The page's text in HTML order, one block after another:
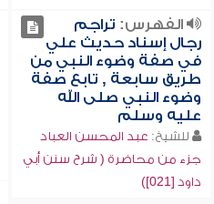
الفهرس: تراجم
رجال إسناد حديث علي
في صفة وضوء النبي من
طريق سابعة , تابع صفة
وضوء النبي صلى الله
عليه وسلم
للشيخ: عبد المحسن العباد
جزء من محاضرة ( شرح سنن أبي
داود [021])